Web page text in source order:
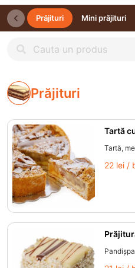
Prăjituri Mini prăjituri
Prăjituri
Tartă
Tartă,
grâu, ou
22 lei /
ciocolată